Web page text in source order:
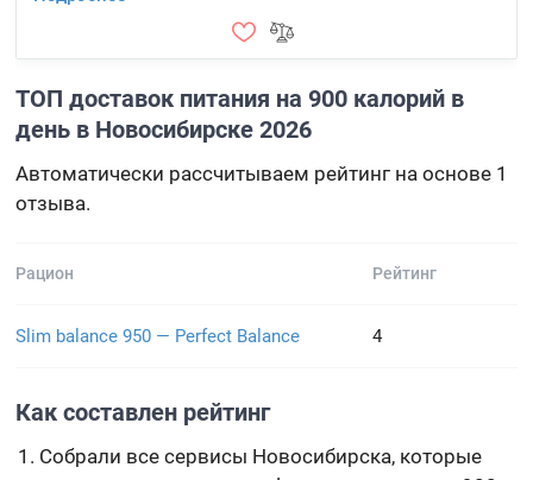
ТОП доставок питания на 900 калорий в
день в Новосибирске 2026
Автоматически рассчитываем рейтинг на основе 1
отзыва.
Рацион Рейтинг
Slim balance 950 — Perfect Balance 4
Как составлен рейтинг
Собрали все сервисы Новосибирска, которые